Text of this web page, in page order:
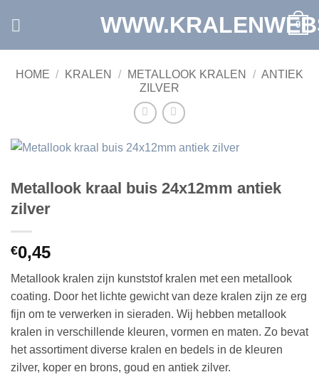
0
HOME / KRALEN / METALLOOK KRALEN / ANTIEK
ZILVER
Metallook kraal buis 24x12mm antiek
zilver
€0,45
Metallook kralen zijn kunststof kralen met een metallook
coating. Door het lichte gewicht van deze kralen zijn ze erg
fijn om te verwerken in sieraden. Wij hebben metallook
kralen in verschillende kleuren, vormen en maten. Zo bevat
het assortiment diverse kralen en bedels in de kleuren
zilver, koper en brons, goud en antiek zilver.